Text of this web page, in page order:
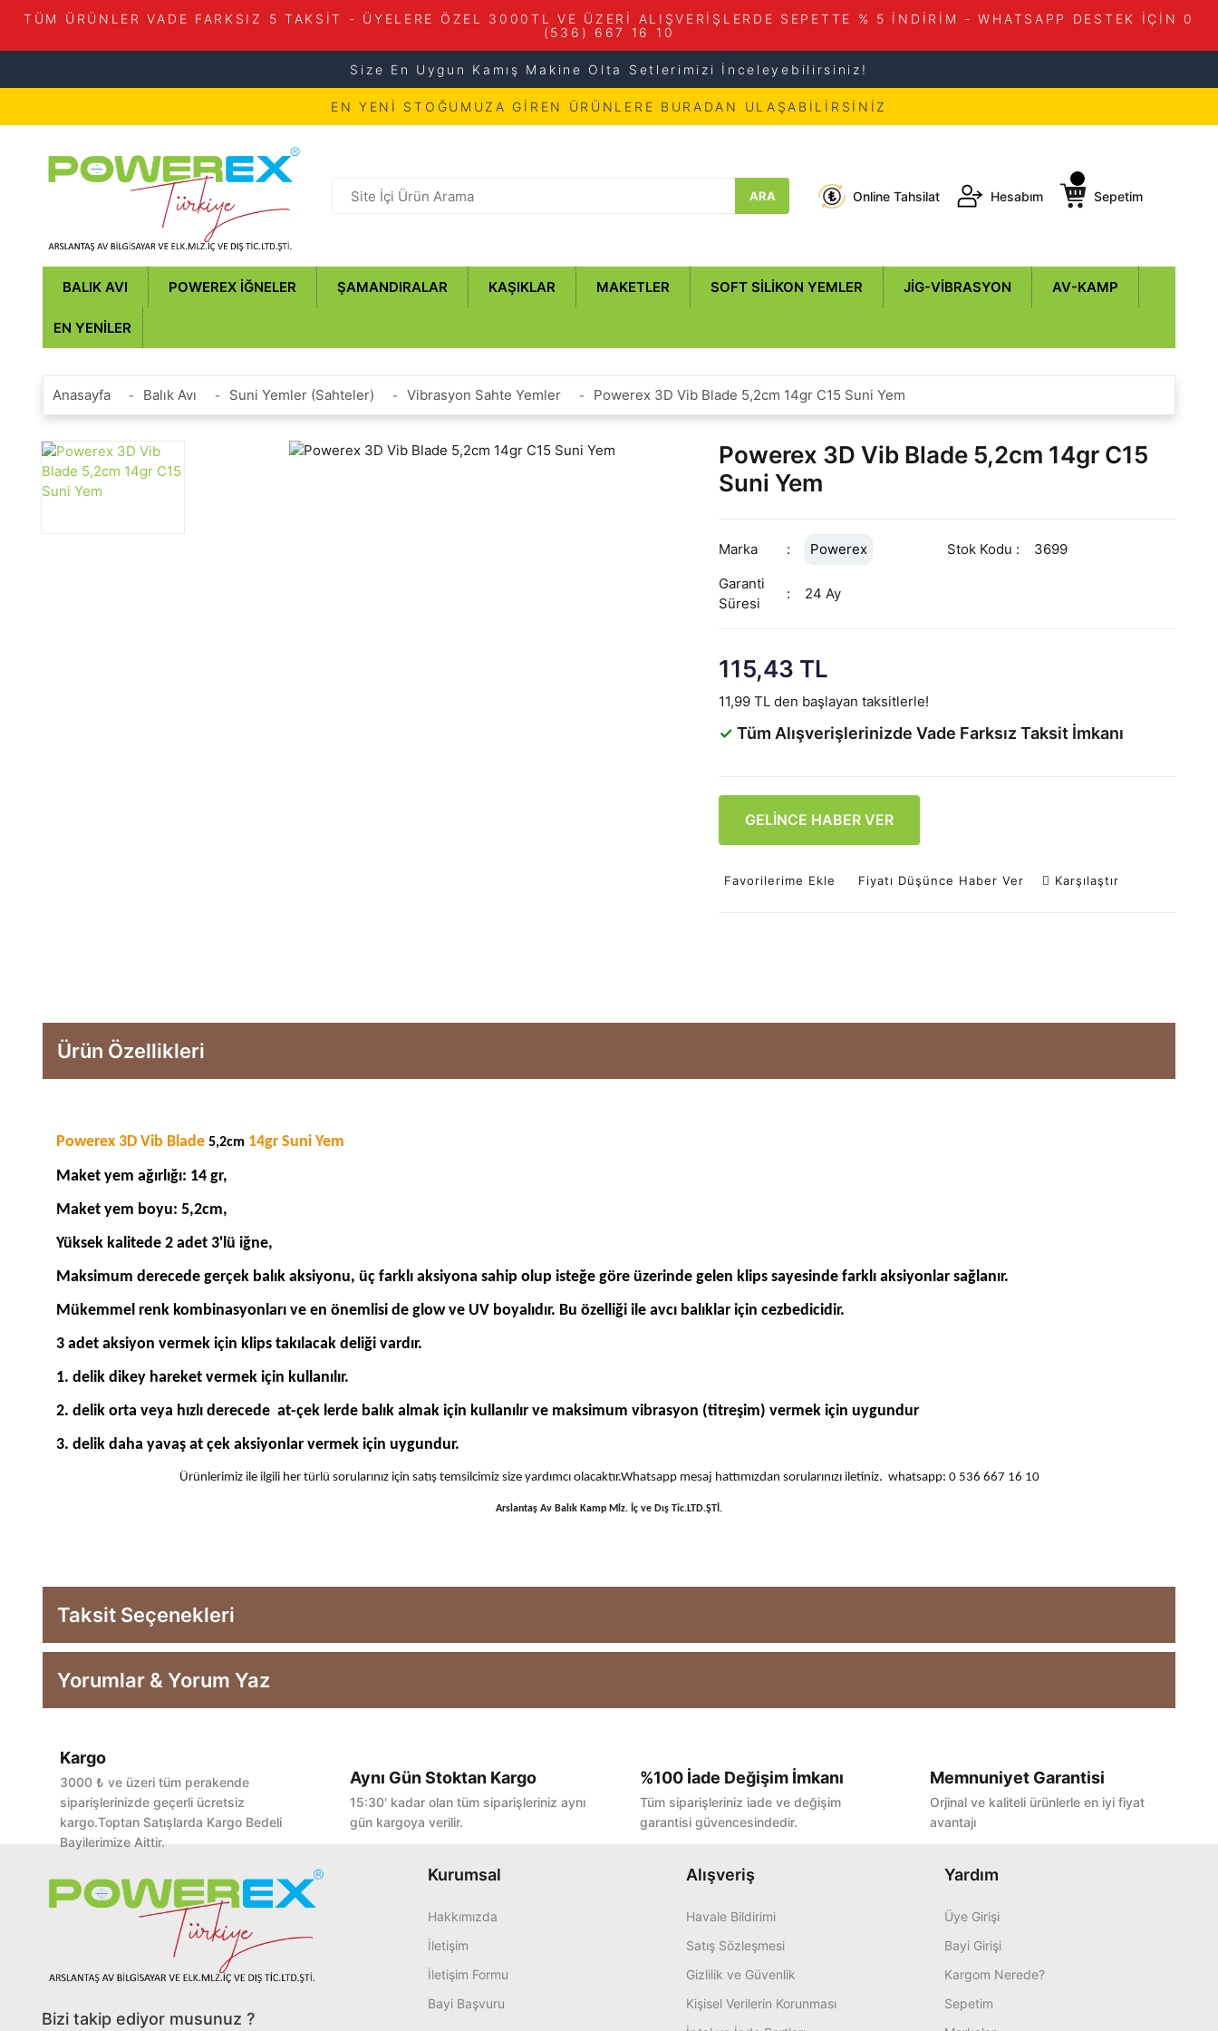
TÜM ÜRÜNLER VADE FARKSIZ 5 TAKSİT - ÜYELERE ÖZEL 3000TL VE ÜZERİ ALIŞVERİŞLERDE SEPETTE % 5 İNDİRİM - WHATSAPP DESTEK İÇİN 0
(536) 667 16 10
Size En Uygun Kamış Makine Olta Setlerimizi İnceleyebilirsiniz!
EN YENİ STOĞUMUZA GİREN ÜRÜNLERE BURADAN ULAŞABİLİRSİNİZ
ARA Online Tahsilat Hesabım Sepetim
BALIK AVI POWEREX İĞNELER ŞAMANDIRALAR KAŞIKLAR MAKETLER SOFT SILIKON YEMLER JIG-VIBRASYON AV-KAMP
EN YENILER
Anasayfa Balık Avı Suni Yemler (Sahteler) Vibrasyon Sahte Yemler Powerex 3D Vib Blade 5,2cm 14gr C15 Suni Yem
Powerex 3D Vib Blade 5,2cm 14gr C15
Suni Yem
Marka Powerex Stok Kodu
3699
Garanti
Süresi
24 Ay
115,43 TL
11,99 TL den başlayan taksitlerle!
✓ Tüm Alışverişlerinizde Vade Farksız Taksit İmkanı
GELİNCE HABER VER
Favorilerime Ekle Fiyatı Düşünce Haber Ver Karşılaştır
Ürün Özellikleri
Powerex 3D Vib Blade 5,2cm 14gr Suni Yem
Maket yem ağırlığı: 14 gr,
Maket yem boyu: 5,2cm,
Yüksek kalitede 2 adet 3'lü iğne,
Maksimum derecede gerçek balık aksiyonu, üç farklı aksiyona sahip olup isteğe göre üzerinde gelen klips sayesinde farklı aksiyonlar sağlanır.
Mükemmel renk kombinasyonları ve en önemlisi de glow ve UV boyalıdır. Bu özelliği ile avcı balıklar için cezbedicidir.
3 adet aksiyon vermek için klips takılacak deliği vardır.
1. delik dikey hareket vermek için kullanılır.
2. delik orta veya hızlı derecede at-çek lerde balık almak için kullanılır ve maksimum vibrasyon (titreşim) vermek için uygundur
3. delik daha yavaş at çek aksiyonlar vermek için uygundur.
Ürünlerimiz ile ilgili her türlü sorularınız için satış temsilcimiz size yardımcı olacaktır.Whatsapp mesaj hattımızdan sorularınızı iletiniz. whatsapp: 0 536 667 16 10
Arslantaş Av Balık Kamp Mlz. İç ve Dış Tic.LTD.ŞTİ.
Taksit Seçenekleri
Yorumlar & Yorum Yaz
Bu ürüne ilk yorumu siz yapın!
Kargo
3000 ₺ ve üzeri tüm perakende
siparişlerinizde geçerli ücretsiz
kargo.Toptan Satışlarda Kargo Bedeli
Bayilerimize Aittir.
Aynı Gün Stoktan Kargo
15:30' kadar olan tüm siparişleriniz aynı
gün kargoya verilir.
%100 İade Değişim İmkanı
Tüm siparişleriniz iade ve değişim
garantisi güvencesindedir.
Memnuniyet Garantisi
Orjinal ve kaliteli ürünlerle en iyi fiyat
avantajı
Bizi takip ediyor musunuz ?
Kurumsal
Hakkımızda
İletişim
İletişim Formu
Bayi Başvuru
Alışveriş
Havale Bildirimi
Satış Sözleşmesi
Gizlilik ve Güvenlik
Kişisel Verilerin Korunması
Yardım
Üye Girişi
Bayi Girişi
Kargom Nerede?
Sepetim